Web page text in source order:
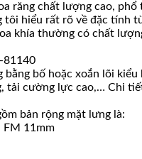
răng chất lượng cao,
hiểu rất rõ về đặc tính
khía thường có chất
81140
bố hoặc xoắn lõi
tải cường lực cao,… Chi
bản rộng mặt lưng là:
FM 11mm